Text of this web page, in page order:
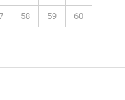
58 59 60